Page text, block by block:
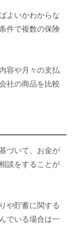
よいかわからな
件で複数の保険
容や月々の支払
社の商品を比較
づいて、お金が
談をすることが
や貯蓄に関する
でいる場合は一